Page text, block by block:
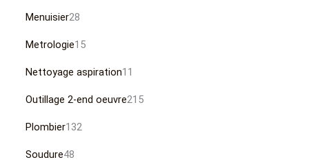
Menuisier28
Metrologie15
Nettoyage aspiration11
Outillage 2-end oeuvre215
Plombier132
Soudure48